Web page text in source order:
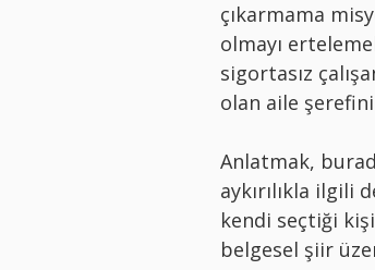
çıkarmama
olmayı
sigortasız
olan aile
Anlatmak,
aykırılıkla ilgili
kendi seçtiği
belgesel şiir